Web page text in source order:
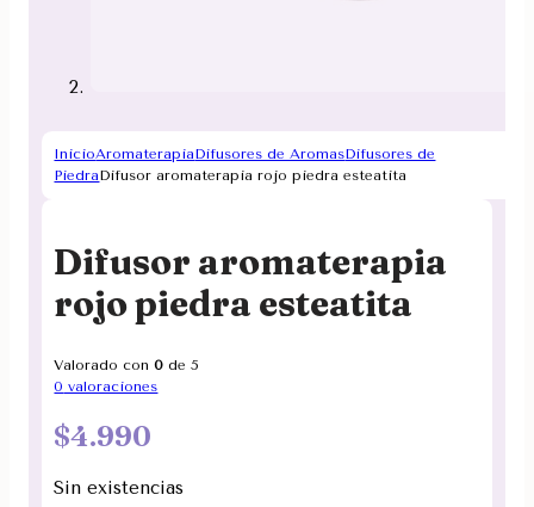
InicioAromaterapiaDifusores de AromasDifusores de
PiedraDifusor aromaterapia rojo piedra esteatita
Difusor aromaterapia
rojo piedra esteatita
Valorado con0 de 5
0 valoraciones
$4.990
Sin existencias